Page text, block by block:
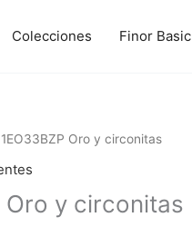
Colecciones Finor Basic
Oro y circonitas
Oro y circonitas